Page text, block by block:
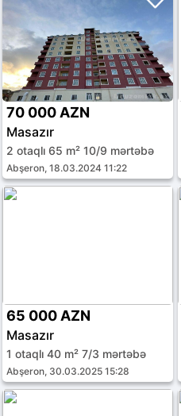
70 000 AZN
Masazır
2 otaqlı 65 m² 10/9 mərtəbə
Abşeron, 18.03.2024 11:22
65 000 AZN
Masazır
1 otaqlı 40 m² 7/3 mərtəbə
Abşeron, 30.03.2025 15:28